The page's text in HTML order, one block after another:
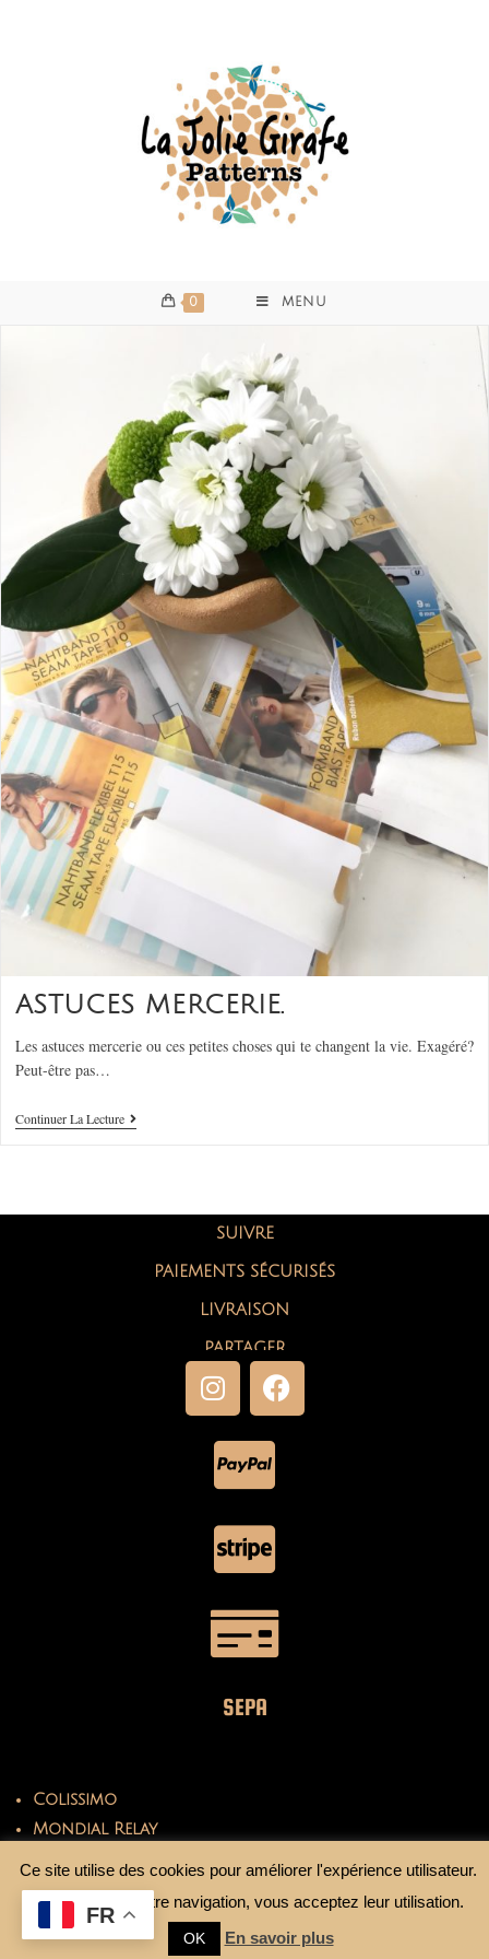
0 MENU
ASTUCES MERCERIE.
Les astuces mercerie ou ces petites choses qui te changent la vie. Exagéré?
Peut-être pas…
Continuer La Lecture
SUIVRE
PAIEMENTS SÉCURISÉS
LIVRAISON
PARTAGER
SEPA
Colissimo
Mondial Relay
Ce site utilise des cookies pour améliorer l'expérience utilisateur.
En continuant votre navigation, vous acceptez leur utilisation.
OK En savoir plus
FR